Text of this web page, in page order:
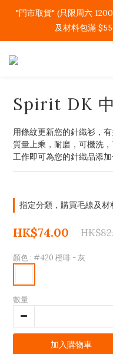
"門市取貨" (只限周六
及材料包滿
Spirit DK
用條紋更新您的針織衫，
質量上乘，耐磨，可機洗
工作即可為您的針織品添加
指定分類，購買毛線及
HK$74.00
顏色 : #420 橙啡 - 灰
數量
加入購物車